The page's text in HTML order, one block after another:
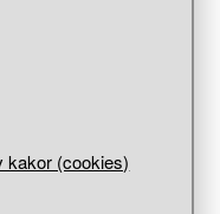
kakor (cookies)